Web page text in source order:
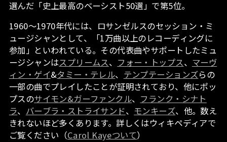
選んだ「史上最高のベーシスト50選」で第5位。
1960〜1970年代には、ロサンゼルスのセッション・ミ
ュージシャンとして、「1万曲以上のレコーディングに
参加」といわれている。その代表曲やサポートしたミュ
ージシャンはスプリームス、 フォー・トップス、 マーヴ
ィン・ゲイ&タミー・テレル、 テンプテーションズらの
一部の曲でプレイしたことが証明されており、他にポッ
プスのサイモン&ガーファンクル、 フランク・シナト
ラ、 バーブラ・ストライサンド、 モンキーズ、他。数え
きれないほど多くあります。詳しくはウィキペディアで
ご覧ください（Carol Kayeついて）